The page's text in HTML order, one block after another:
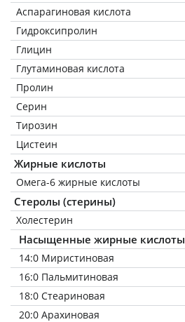
Аспарагиновая кислота
Гидроксипролин
Глицин
Глутаминовая кислота
Пролин
Серин
Тирозин
Цистеин
Жирные кислоты
Омега-6 жирные кислоты
Стеролы (стерины)
Холестерин
Насыщенные жирные кислоты
14:0 Миристиновая
16:0 Пальмитиновая
18:0 Стеариновая
20:0 Арахиновая